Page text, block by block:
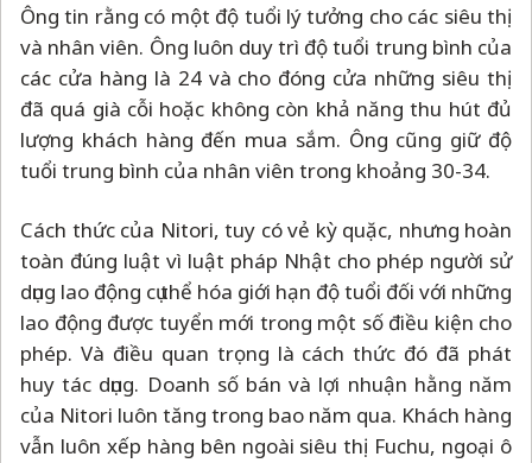
Ông tin rằng có một độ tuổi lý tưởng cho các siêu thị
và nhân viên. Ông luôn duy trì độ tuổi trung bình của
các cửa hàng là 24 và cho đóng cửa những siêu thị
đã quá già cỗi hoặc không còn khả năng thu hút đủ
lượng khách hàng đến mua sắm. Ông cũng giữ độ
tuổi trung bình của nhân viên trong khoảng 30-34.
Cách thức của Nitori, tuy có vẻ kỳ quặc, nhưng hoàn
toàn đúng luật vì luật pháp Nhật cho phép người sử
dụng lao động cụ thể hóa giới hạn độ tuổi đối với những
lao động được tuyển mới trong một số điều kiện cho
phép. Và điều quan trọng là cách thức đó đã phát
huy tác dụng. Doanh số bán và lợi nhuận hằng năm
của Nitori luôn tăng trong bao năm qua. Khách hàng
vẫn luôn xếp hàng bên ngoài siêu thị Fuchu, ngoại ô